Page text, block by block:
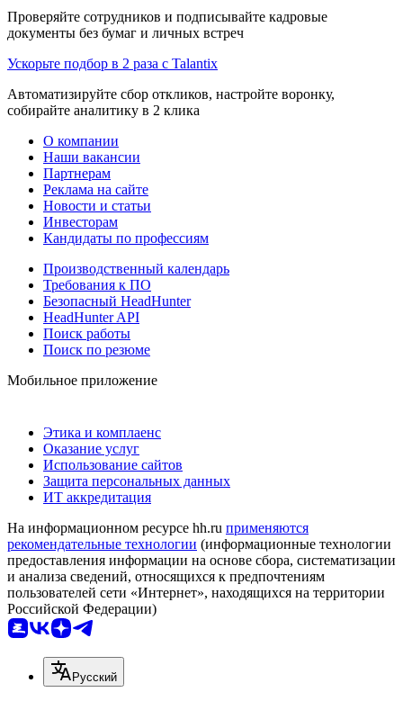
Проверяйте сотрудников и подписывайте кадровые
документы без бумаг и личных встреч
Ускорьте подбор в 2 раза с Talantix
Автоматизируйте сбор откликов, настройте воронку,
собирайте аналитику в 2 клика
О компании
Наши вакансии
Партнерам
Реклама на сайте
Новости и статьи
Инвесторам
Кандидаты по профессиям
Производственный календарь
Требования к ПО
Безопасный HeadHunter
HeadHunter API
Поиск работы
Поиск по резюме
Мобильное приложение
Этика и комплаенс
Оказание услуг
Использование сайтов
Защита персональных данных
ИТ аккредитация
На информационном ресурсе hh.ru применяются
рекомендательные технологии (информационные технологии
предоставления информации на основе сбора, систематизации
и анализа сведений, относящихся к предпочтениям
пользователей сети «Интернет», находящихся на территории
Российской Федерации)
Русский